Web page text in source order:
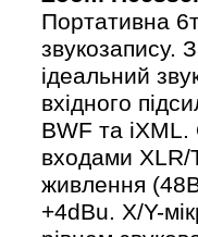
Портативна
звукозапису.
ідеальний
вхідного
BWF та
входами XLR/
живлення
+4dBu. X/Y-